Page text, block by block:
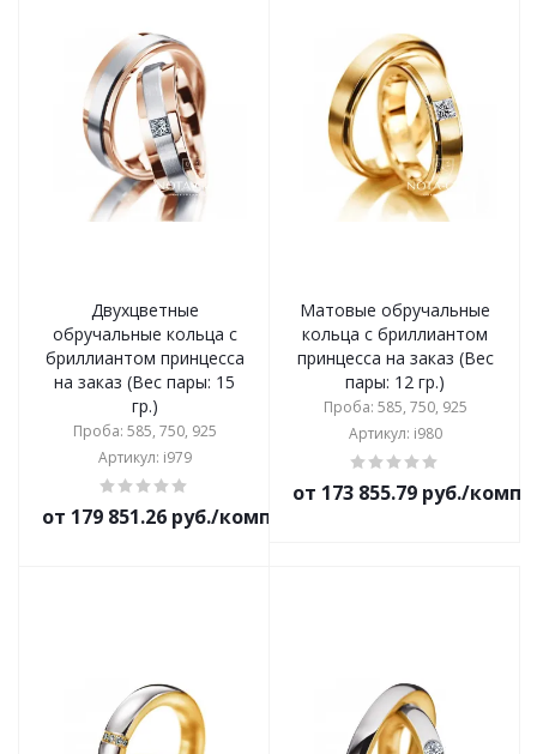
Двухцветные
обручальные кольца с
бриллиантом принцесса
на заказ (Вес пары: 15
гр.)
Проба: 585, 750, 925
Артикул: i979
от 179 851.26 руб./комплект
Матовые обручальные
кольца с бриллиантом
принцесса на заказ (Вес
пары: 12 гр.)
Проба: 585, 750, 925
Артикул: i980
от 173 855.79 руб./